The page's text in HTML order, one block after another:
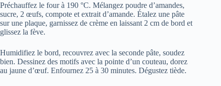
Préchauffez le four à 190 °C. Mélangez poudre d’amandes,
sucre, 2 œufs, compote et extrait d’amande. Étalez une pâte
sur une plaque, garnissez de crème en laissant 2 cm de bord et
glissez la fève.
Humidifiez le bord, recouvrez avec la seconde pâte, soudez
bien. Dessinez des motifs avec la pointe d’un couteau, dorez
au jaune d’œuf. Enfournez 25 à 30 minutes. Dégustez tiède.